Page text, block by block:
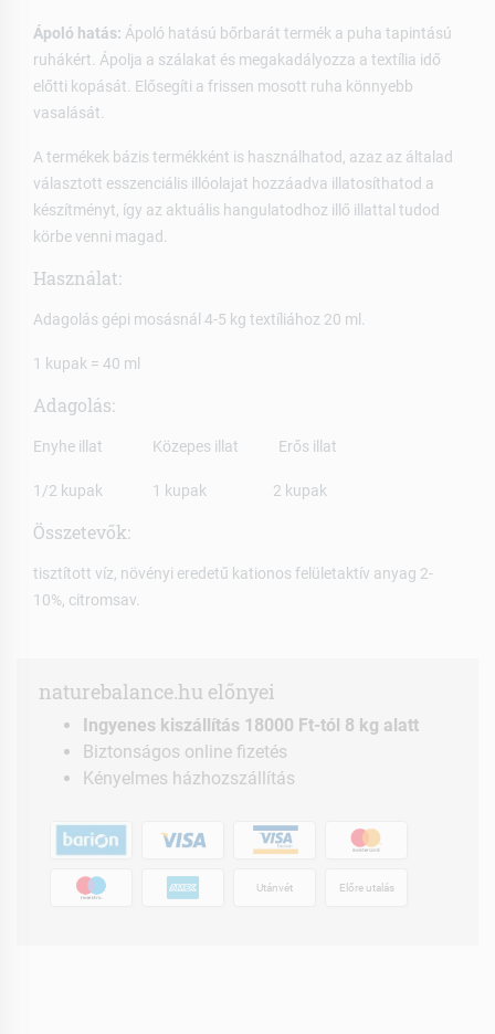
Ápoló hatás: Ápoló hatású bőrbarát termék a puha tapintású
ruhákért. Ápolja a szálakat és megakadályozza a textília idő
előtti kopását. Elősegíti a frissen mosott ruha könnyebb
vasalását.
A termékek bázis termékként is használhatod, azaz az általad
választott esszenciális illóolajat hozzáadva illatosíthatod a
készítményt, így az aktuális hangulatodhoz illő illattal tudod
körbe venni magad.
Használat:
Adagolás gépi mosásnál 4-5 kg textíliához 20 ml.
1 kupak = 40 ml
Adagolás:
Enyhe illat Közepes illat Erős illat
1/2 kupak 1 kupak 2 kupak
Összetevők:
tisztított víz, növényi eredetű kationos felületaktív anyag 2-
10%, citromsav.
naturebalance.hu előnyei
Ingyenes kiszállítás 18000 Ft-tól 8 kg alatt
Biztonságos online fizetés
Kényelmes házhozszállítás
Utánvét Előre utalás